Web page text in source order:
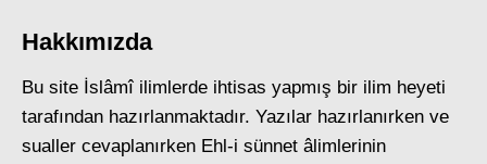
Hakkımızda
Bu site İslâmî ilimlerde ihtisas yapmış bir ilim heyeti
tarafından hazırlanmaktadır. Yazılar hazırlanırken ve
sualler cevaplanırken Ehl-i sünnet âlimlerinin